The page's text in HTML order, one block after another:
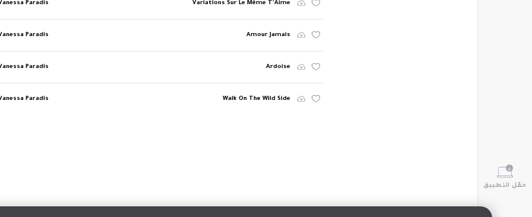
حمّل التطبيق
Variations Sur Le Même T'Aime
Paradis
Amour Jamais
Paradis
Ardoise
Paradis
Walk On The Wild Side
Paradis